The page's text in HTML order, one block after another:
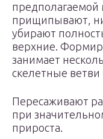
предполагаемой
прищипывают,
убирают
верхние.
занимает
скелетные
Пересаживают
при
прироста.